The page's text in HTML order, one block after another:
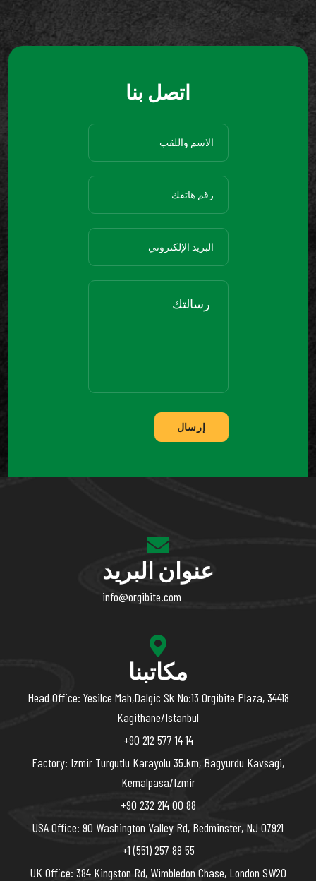
اتصل بنا
إرسال
عنوان البريد
info@orgibite.com
مكاتبنا
Head Office: Yesilce Mah,Dalgic Sk No:13 Orgibite Plaza, 34418
Kagithane/Istanbul
+90 212 577 14 14
Factory: Izmir Turgutlu Karayolu 35.km, Bagyurdu Kavsagi,
Kemalpasa/Izmir
+90 232 214 00 88
USA Office: 90 Washington Valley Rd, Bedminster, NJ 07921
+1 (551) 257 88 55
UK Office: 384 Kingston Rd, Wimbledon Chase, London SW20